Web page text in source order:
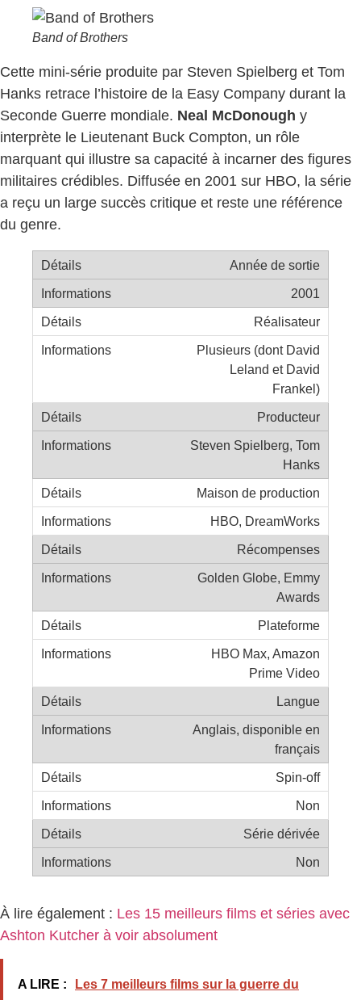
Band of Brothers
Cette mini-série produite par Steven Spielberg et Tom
Hanks retrace l’histoire de la Easy Company durant la
Seconde Guerre mondiale. Neal McDonough y
interprète le Lieutenant Buck Compton, un rôle
marquant qui illustre sa capacité à incarner des figures
militaires crédibles. Diffusée en 2001 sur HBO, la série
a reçu un large succès critique et reste une référence
du genre.
Année de sortie
2001
Réalisateur
Plusieurs (dont David
Leland et David
Frankel)
Producteur
Steven Spielberg, Tom
Hanks
Maison de production
HBO, DreamWorks
Récompenses
Golden Globe, Emmy
Awards
Plateforme
HBO Max, Amazon
Prime Video
Langue
Anglais, disponible en
français
Spin-off
Non
Série dérivée
Non
À lire également : Les 15 meilleurs films et séries avec
Ashton Kutcher à voir absolument
A LIRE :
Les 7 meilleurs films sur la guerre du